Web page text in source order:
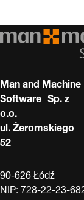
Man and Machine
Software Sp. z
o.o.
ul. Żeromskiego
52
90-626 Łódź
NIP: 728-22-23-